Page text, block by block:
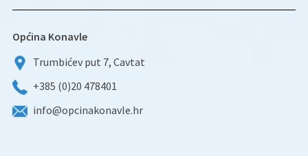
Općina Konavle
Trumbićev put 7, Cavtat
+385 (0)20 478401
info@opcinakonavle.hr